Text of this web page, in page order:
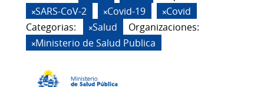
SARS-CoV-2
Covid-19
Covid
Categorias:
Salud
Organizaciones:
Ministerio de Salud Publica